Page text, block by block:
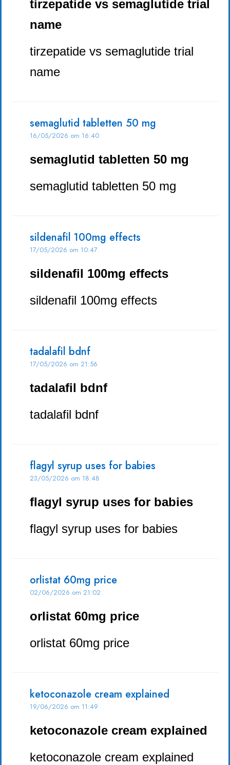
tirzepatide vs semaglutide trial
name
tirzepatide vs semaglutide trial
name
semaglutid tabletten 50 mg
16/05/2026 om 16:40
semaglutid tabletten 50 mg
semaglutid tabletten 50 mg
sildenafil 100mg effects
17/05/2026 om 10:47
sildenafil 100mg effects
sildenafil 100mg effects
tadalafil bdnf
17/05/2026 om 21:56
tadalafil bdnf
tadalafil bdnf
flagyl syrup uses for babies
23/05/2026 om 18:48
flagyl syrup uses for babies
flagyl syrup uses for babies
orlistat 60mg price
02/06/2026 om 21:02
orlistat 60mg price
orlistat 60mg price
ketoconazole cream explained
19/06/2026 om 11:49
ketoconazole cream explained
ketoconazole cream explained